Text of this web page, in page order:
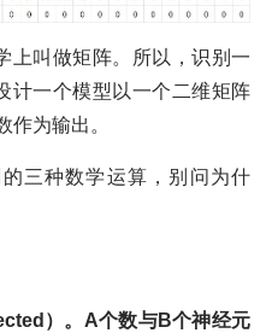
上叫做矩阵。所以，识别一
计一个模型以一个二维矩阵
作为输出。
三种数学运算，别问为什
）。A个数与B个神经元